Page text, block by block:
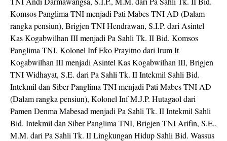
Komsos Panglima TNI menjadi Pati Mabes TNI AD (Dalam
rangka pensiun), Brigjen TNI Hendrawan, S.I.P. dari Asintel
Kas Kogabwilhan III menjadi Pa Sahli Tk. II Bid. Komsos
Panglima TNI, Kolonel Inf Eko Prayitno dari Irum It
Kogabwilhan III menjadi Asintel Kas Kogabwilhan III, Brigjen
TNI Widhayat, S.E. dari Pa Sahli Tk. II Intekmil Sahli Bid.
Intekmil dan Siber Panglima TNI menjadi Pati Mabes TNI AD
(Dalam rangka pensiun), Kolonel Inf M.J.P. Hutagaol dari
Pamen Denma Mabesad menjadi Pa Sahli Tk. II Intekmil Sahli
Bid. Intekmil dan Siber Panglima TNI, Brigjen TNI Arifin, S.E.,
M.M. dari Pa Sahli Tk. II Lingkungan Hidup Sahli Bid. Wassus